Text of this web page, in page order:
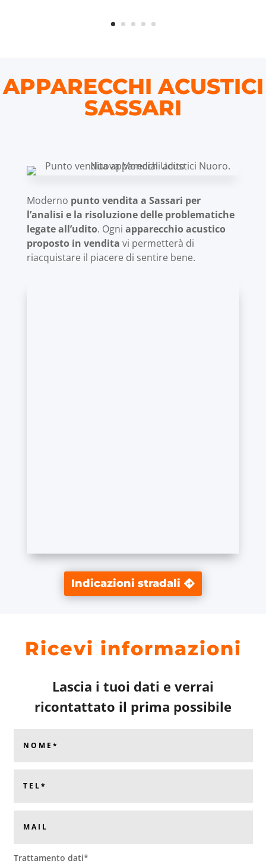
APPARECCHI ACUSTICI
SASSARI
Moderno punto vendita a Sassari per
l’analisi e la risoluzione delle problematiche
legate all’udito. Ogni apparecchio acustico
proposto in vendita vi permetterà di
riacquistare il piacere di sentire bene.
Indicazioni stradali
Ricevi informazioni
Lascia i tuoi dati e verrai
ricontattato il prima possibile
Trattamento dati*